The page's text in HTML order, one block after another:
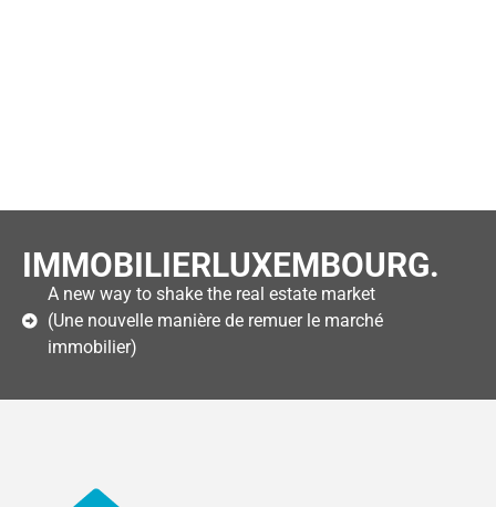
IMMOBILIERLUXEMBOURG.
A new way to shake the real estate market
(Une nouvelle manière de remuer le marché
immobilier)